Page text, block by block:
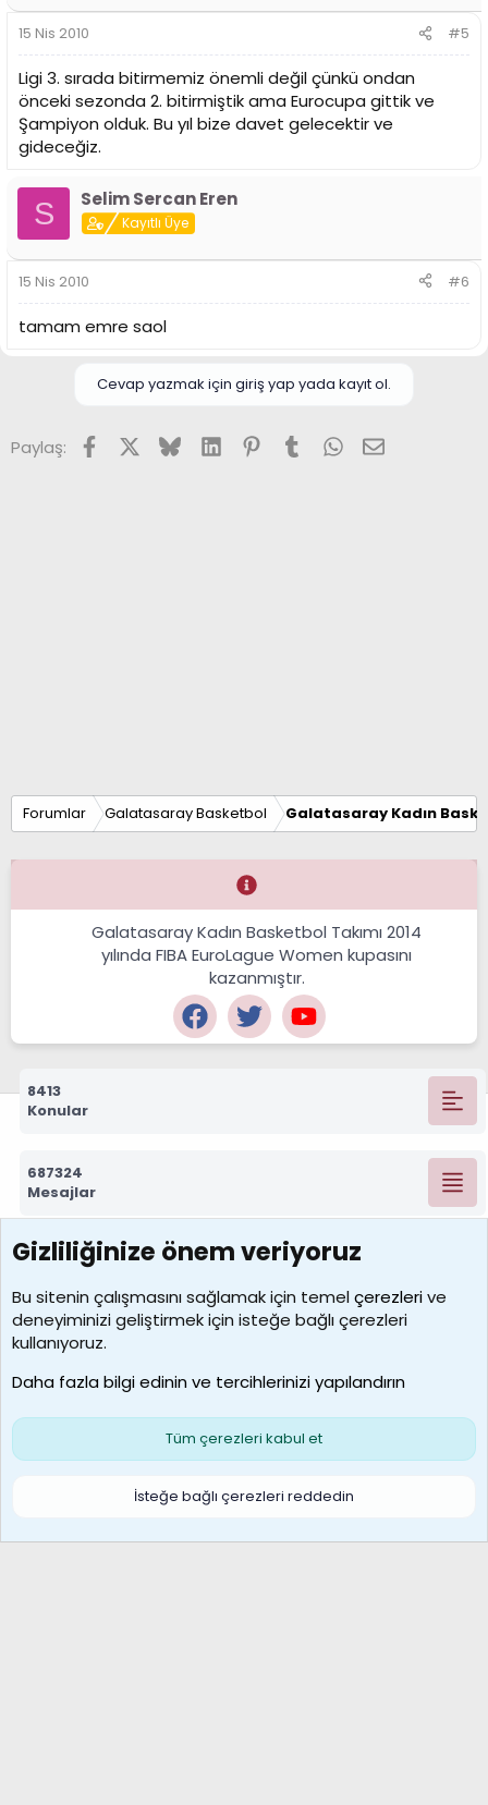
15 Nis 2010 #5
Ligi 3. sırada bitirmemiz önemli değil çünkü ondan
önceki sezonda 2. bitirmiştik ama Eurocupa gittik ve
Şampiyon olduk. Bu yıl bize davet gelecektir ve
gideceğiz.
S Selim Sercan Eren
Kayıtlı Üye
15 Nis 2010 #6
tamam emre saol
Cevap yazmak için giriş yap yada kayıt ol.
Paylaş: FacebookX (Twitter)
BlueskyLinkedInPinterest
TumblrWhatsApp
E-posta
Forumlar Galatasaray Basketbol Galatasaray Kadın
Galatasaray Kadın Basketbol Takımı 2014
yılında FIBA EuroLague Women kupasını
kazanmıştır.
8413
Konular
687324
Mesajlar
7390
Kullanıcılar
MosesBrownHayranı
Son üye
Çerezler
S
Gizliliğinize önem veriyoruz
Bu sitenin çalışmasını sağlamak için temelçerezlerive
deneyiminizi geliştirmek için isteğe bağlı çerezleri
kullanıyoruz.
Daha fazla bilgi edinin ve tercihlerinizi yapılandırın
Tüm çerezleri kabul et
İsteğe bağlı çerezleri reddedin